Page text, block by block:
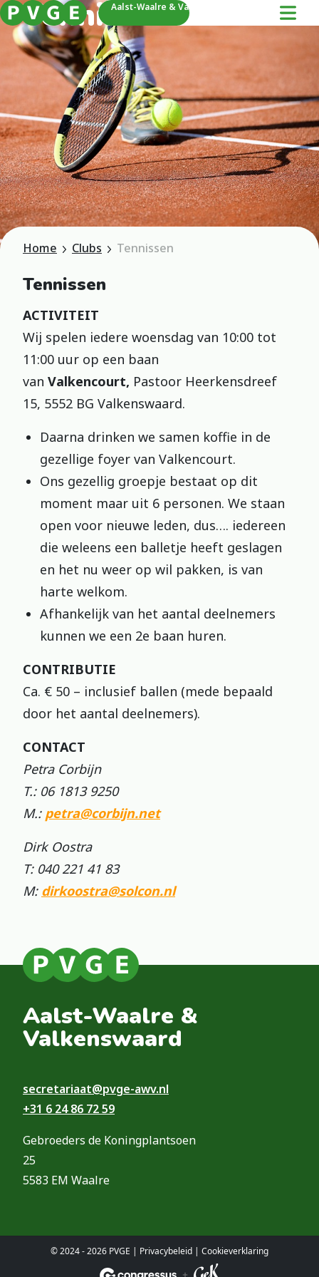
Aalst-Waalre & Valkenswaard
Tennissen
Home Clubs Tennissen
Tennissen
ACTIVITEIT
Wij spelen iedere woensdag van 10:00 tot
11:00 uur op een baan
van Valkencourt, Pastoor Heerkensdreef
15, 5552 BG Valkenswaard.
Daarna drinken we samen koffie in de
gezellige foyer van Valkencourt.
Ons gezellig groepje bestaat op dit
moment maar uit 6 personen. We staan
open voor nieuwe leden, dus…. iedereen
die weleens een balletje heeft geslagen
en het nu weer op wil pakken, is van
harte welkom.
Afhankelijk van het aantal deelnemers
kunnen we een 2e baan huren.
CONTRIBUTIE
Ca. € 50 – inclusief ballen (mede bepaald
door het aantal deelnemers).
CONTACT
Petra Corbijn
T.: 06 1813 9250
M.: petra@corbijn.net
Dirk Oostra
T: 040 221 41 83
M: dirkoostra@solcon.nl
Aalst-Waalre &
Valkenswaard
secretariaat@pvge-awv.nl
+31 6 24 86 72 59
Gebroeders de Koningplantsoen
25
5583 EM Waalre
© 2024 - 2026 PVGE | Privacybeleid | Cookieverklaring